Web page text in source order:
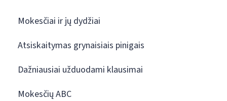
Mokesčiai ir jų dydžiai
Atsiskaitymas grynaisiais pinigais
Dažniausiai užduodami klausimai
Mokesčių ABC